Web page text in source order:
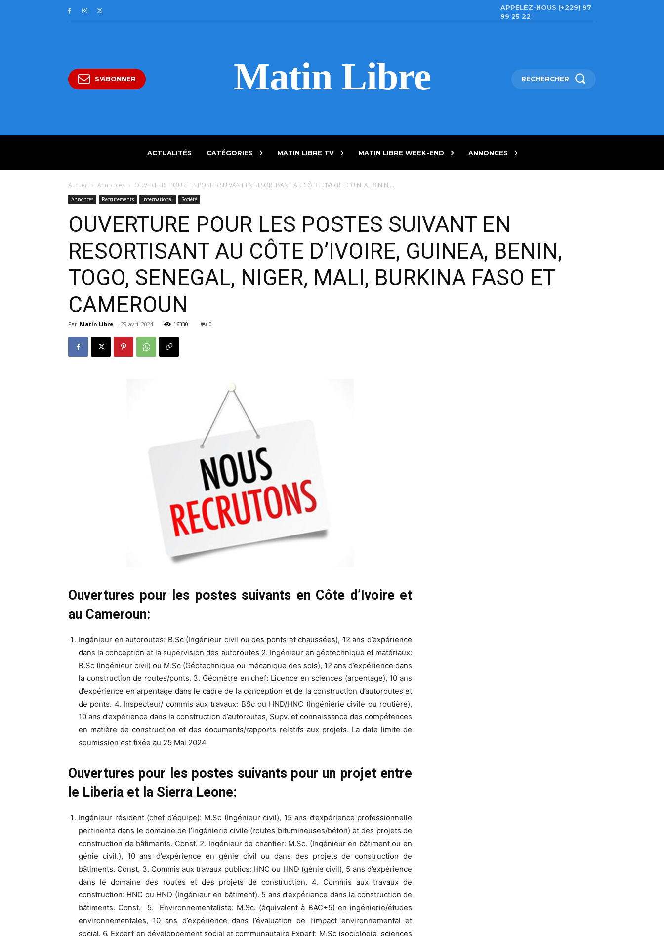
APPELEZ-NOUS (+229) 97
99 25 22
S'ABONNER Matin Libre RECHERCHER
ACTUALITÉS CATÉGORIES MATIN LIBRE TV MATIN LIBRE WEEK-END ANNONCES
Accueil Annonces OUVERTURE POUR LES POSTES SUIVANT EN RESORTISANT AU CÔTE D’IVOIRE, GUINEA, BENIN,...
Annonces Recrutements International Société
OUVERTURE POUR LES POSTES SUIVANT EN
RESORTISANT AU CÔTE D’IVOIRE, GUINEA, BENIN,
TOGO, SENEGAL, NIGER, MALI, BURKINA FASO ET
CAMEROUN
Par Matin Libre - 29 avril 2024 16330 0
Ouvertures pour les postes suivants en Côte d’Ivoire et
au Cameroun:
Ingénieur en autoroutes: B.Sc (Ingénieur civil ou des ponts et chaussées), 12 ans d’expérience
dans la conception et la supervision des autoroutes 2. Ingénieur en géotechnique et matériaux:
B.Sc (Ingénieur civil) ou M.Sc (Géotechnique ou mécanique des sols), 12 ans d’expérience dans
la construction de routes/ponts. 3. Géomètre en chef: Licence en sciences (arpentage), 10 ans
d’expérience en arpentage dans le cadre de la conception et de la construction d’autoroutes et
de ponts. 4. Inspecteur/ commis aux travaux: BSc ou HND/HNC (Ingénierie civile ou routière),
10 ans d’expérience dans la construction d’autoroutes, Supv. et connaissance des compétences
en matière de construction et des documents/rapports relatifs aux projets. La date limite de
soumission est fixée au 25 Mai 2024.
Ouvertures pour les postes suivants pour un projet entre
le Liberia et la Sierra Leone:
Ingénieur résident (chef d’équipe): M.Sc (Ingénieur civil), 15 ans d’expérience professionnelle
pertinente dans le domaine de l’ingénierie civile (routes bitumineuses/béton) et des projets de
construction de bâtiments. Const. 2. Ingénieur de chantier: M.Sc. (Ingénieur en bâtiment ou en
génie civil.), 10 ans d’expérience en génie civil ou dans des projets de construction de
bâtiments. Const. 3. Commis aux travaux publics: HNC ou HND (génie civil), 5 ans d’expérience
dans le domaine des routes et des projets de construction. 4. Commis aux travaux de
construction: HNC ou HND (Ingénieur en bâtiment). 5 ans d’expérience dans la construction de
bâtiments. Const. 5. Environnementaliste: M.Sc. (équivalent à BAC+5) en ingénierie/études
environnementales, 10 ans d’expérience dans l’évaluation de l’impact environnemental et
social. 6. Expert en développement social et communautaire Expert: M.Sc (sociologie, sciences